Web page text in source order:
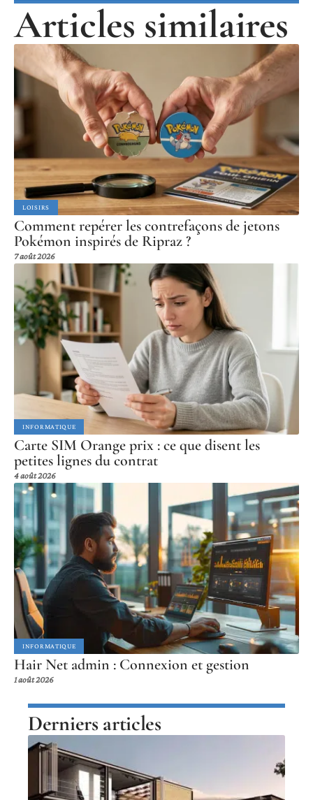
Articles similaires
LOISIRS
Comment repérer les contrefaçons de jetons
Pokémon inspirés de Ripraz ?
7 août 2026
INFORMATIQUE
Carte SIM Orange prix : ce que disent les
petites lignes du contrat
4 août 2026
INFORMATIQUE
Hair Net admin : Connexion et gestion
1 août 2026
Derniers articles